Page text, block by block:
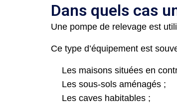
Dans quels cas
Une pompe de relevage est
Ce type d’équipement est
Les maisons situées en
Les sous-sols aménagés ;
Les caves habitables ;